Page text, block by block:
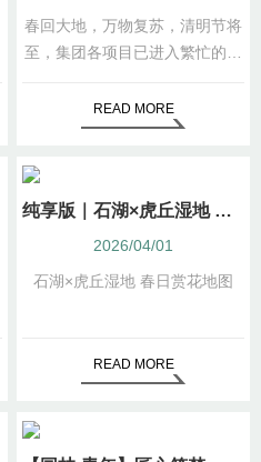
春回大地，万物复苏，清明节将
至，集团各项目已进入繁忙的运
防线，保障员工生命安全与集团
财产安全，现针对建筑施工、景
所四大重点场景，梳理以下安全
提示。
READ MORE
纯享版｜石湖×虎丘湿地 春日赏花地图
2026/04/01
石湖×虎丘湿地 春日赏花地图
READ MORE